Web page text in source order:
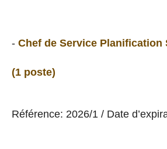
- Chef de Service Planification
(1 poste)
Référence: 2026/1 / Date